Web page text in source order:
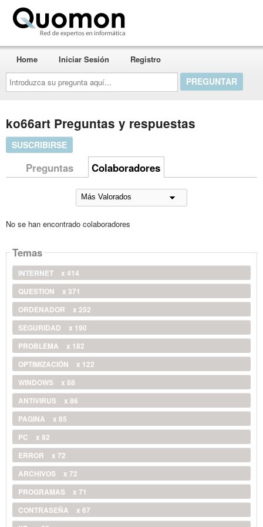
Introduzca
su
pregunta
aquí...
Home Iniciar Sesión Registro
ko66art Preguntas y respuestas
SUSCRIBIRSE
Preguntas Colaboradores
No se han encontrado colaboradores
Temas
INTERNET
x 414
QUESTION
x 371
ORDENADOR
x 252
SEGURIDAD
x 190
PROBLEMA
x 182
OPTIMIZACIÓN
x 122
WINDOWS
x 88
ANTIVIRUS
x 86
PAGINA
x 85
PC
x 82
ERROR
x 72
ARCHIVOS
x 72
PROGRAMAS
x 71
CONTRASEÑA
x 67